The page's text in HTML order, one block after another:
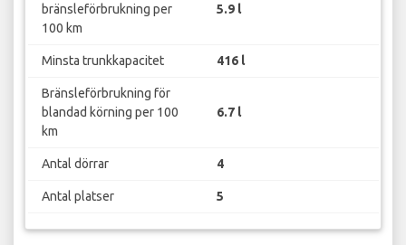
bränsleförbrukning per
100 km
5.9 l
Minsta trunkkapacitet 416 l
Bränsleförbrukning för
blandad körning per 100
km
6.7 l
Antal dörrar 4
Antal platser 5